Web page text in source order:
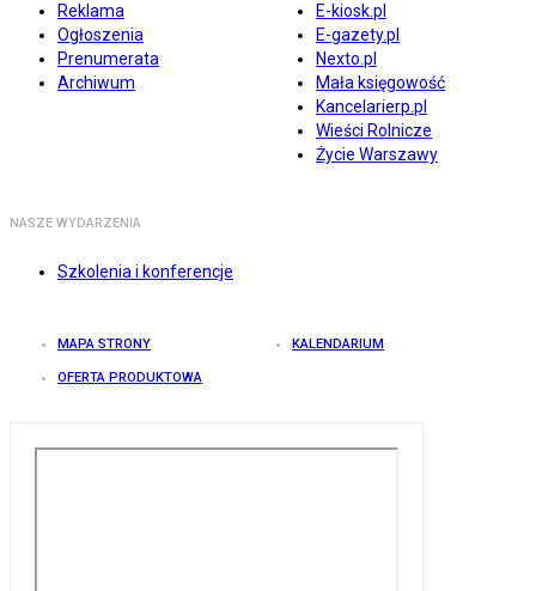
Reklama
Ogłoszenia
Prenumerata
Archiwum
E-kiosk.pl
E-gazety.pl
Nexto.pl
Mała księgowość
Kancelarierp.pl
Wieści Rolnicze
Życie Warszawy
NASZE WYDARZENIA
Szkolenia i konferencje
MAPA STRONY KALENDARIUM
OFERTA PRODUKTOWA